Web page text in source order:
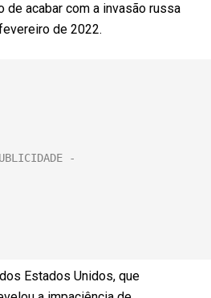
de acabar com a invasão russa
de 2022.
Estados Unidos, que